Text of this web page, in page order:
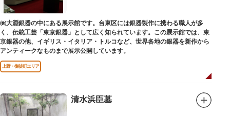
㈱大淵銀器の中にある展示館です。台東区には銀器製作に携わる職人が多
く、伝統工芸「東京銀器」として広く知られています。この展示館では、東
京銀器の他、イギリス・イタリア・トルコなど、世界各地の銀器を新作から
アンティークなものまで展示公開しています。
上野・御徒町エリア
清水浜臣墓